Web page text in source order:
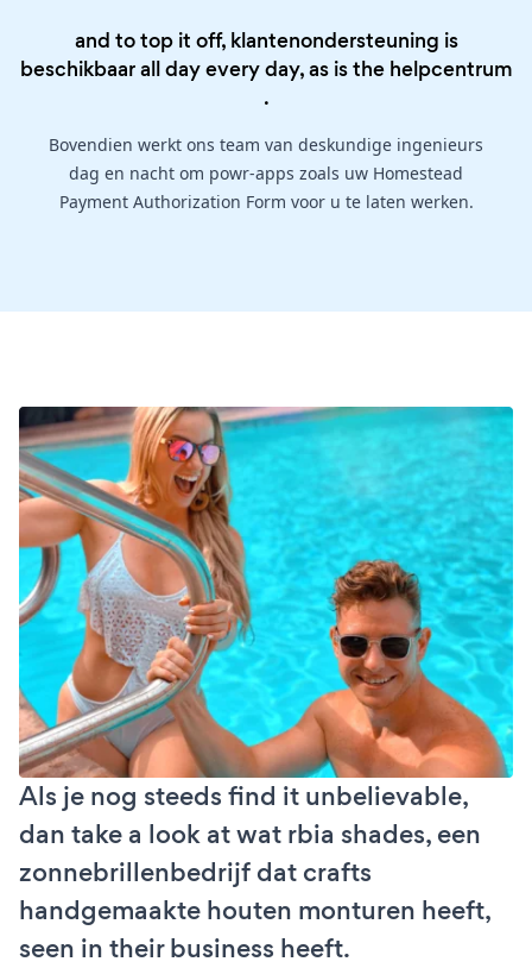
and to top it off, klantenondersteuning is
beschikbaar all day every day, as is the helpcentrum
.
Bovendien werkt ons team van deskundige ingenieurs
dag en nacht om powr-apps zoals uw Homestead
Payment Authorization Form voor u te laten werken.
Als je nog steeds find it unbelievable,
dan take a look at wat rbia shades, een
zonnebrillenbedrijf dat crafts
handgemaakte houten monturen heeft,
seen in their business heeft.